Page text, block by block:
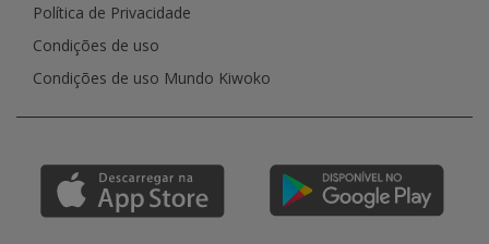
Política de Privacidade
Condições de uso
Condições de uso Mundo Kiwoko